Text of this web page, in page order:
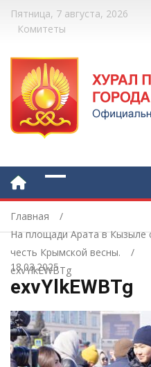
Пятница, 7 августа, 2026
Комитеты
Главная
На площади Арата в Кызыле
честь Крымской весны.
exvYlkEWBTg
18.03.2025
exvYlkEWBTg